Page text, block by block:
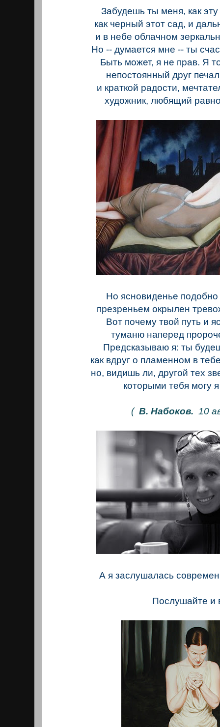
Забудешь ты меня, как
как черный этот сад, и
и в небе облачном
Но -- думается мне -- ты
Быть может, я не прав. Я
непостоянный друг
и краткой радости,
художник, любящий
Но ясновиденье
презреньем окрылен
Вот почему твой путь и
туманю наперед
Предсказываю я: ты
как вдруг о пламенном в
но, видишь ли, другой тех
которыми тебя могу
( В. Набоков. 10
А я заслушалась
Послушайте и